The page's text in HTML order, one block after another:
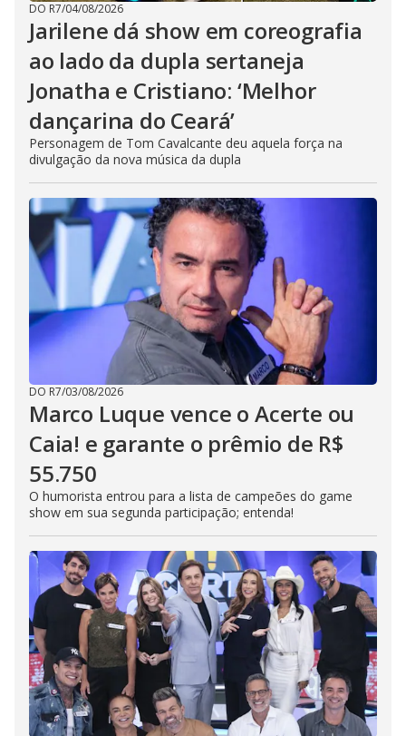
DO R7/04/08/2026
Jarilene dá show em coreografia
ao lado da dupla sertaneja
Jonatha e Cristiano: ‘Melhor
dançarina do Ceará’
Personagem de Tom Cavalcante deu aquela força na
divulgação da nova música da dupla
DO R7/03/08/2026
Marco Luque vence o Acerte ou
Caia! e garante o prêmio de R$
55.750
O humorista entrou para a lista de campeões do game
show em sua segunda participação; entenda!